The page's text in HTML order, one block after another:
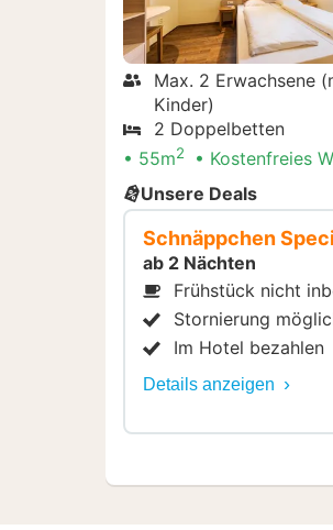
Max. 2 Erwachsene
Kinder)
2 Doppelbetten
55m2
Kostenfreies
Unsere Deals
Schnäppchen
ab 2 Nächten
Frühstück nicht
Stornierung
Im Hotel bezahlen
Details anzeigen